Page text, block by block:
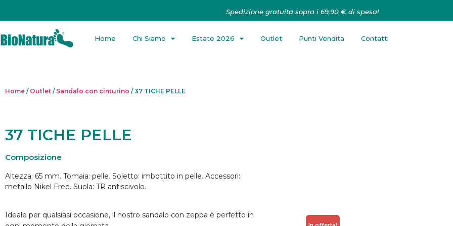
Spedizione gratuita sopra i 69,90 € di spesa!
Home Chi Siamo Estate 2026 Outlet Punti Vendita Contatti
Home / Outlet / Sandalo con cinturino / 37 TICHE PELLE
37 TICHE PELLE
Composizione
Altezza: 65 mm. Tomaia: pelle. Soletto: imbottito in pelle. Accessori:
metallo Nikel Free. Suola: TR antiscivolo.
Ideale per qualsiasi occasione, il nostro sandalo con zeppa è perfetto in